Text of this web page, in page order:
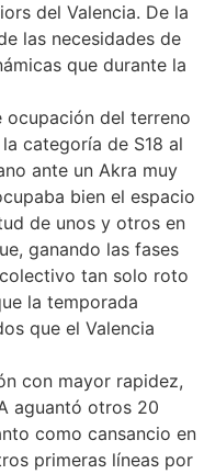
del Valencia. De la
las necesidades de
que durante la
del terreno
categoría de S18 al
ante un Akra muy
bien el espacio
de unos y otros en
ganando las fases
tan solo roto
la temporada
que el Valencia
con mayor rapidez,
aguantó otros 20
como cansancio en
primeras líneas por